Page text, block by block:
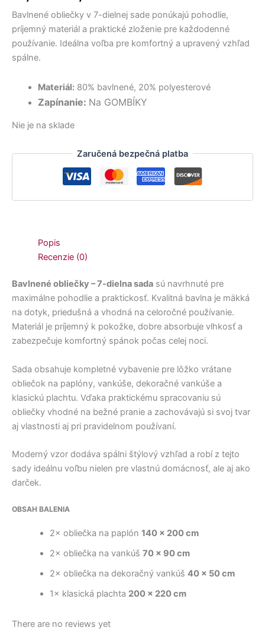
bola:
27,50 €.25,50 €.
Bavlnené obliečky v 7-dielnej sade ponúkajú pohodlie,
príjemný materiál a praktické zloženie pre každodenné
používanie. Ideálna voľba pre komfortný a upravený vzhľad
spálne.
Materiál:80% bavlnené, 20% polyesterové
Zapínanie: Na GOMBÍKY
Nie je na sklade
Zaručená bezpečná platba
Popis
Recenzie (0)
Bavlnené obliečky – 7-dielna sada sú navrhnuté pre
maximálne pohodlie a praktickosť. Kvalitná bavlna je mäkká
na dotyk, priedušná a vhodná na celoročné používanie.
Materiál je príjemný k pokožke, dobre absorbuje vlhkosť a
zabezpečuje komfortný spánok počas celej noci.
Sada obsahuje kompletné vybavenie pre lôžko vrátane
obliečok na paplóny, vankúše, dekoračné vankúše a
klasickú plachtu. Vďaka praktickému spracovaniu sú
obliečky vhodné na bežné pranie a zachovávajú si svoj tvar
aj vlastnosti aj pri pravidelnom používaní.
Moderný vzor dodáva spálni štýlový vzhľad a robí z tejto
sady ideálnu voľbu nielen pre vlastnú domácnosť, ale aj ako
darček.
OBSAH BALENIA
2× obliečka na paplón 140 × 200 cm
2× obliečka na vankúš 70 × 90 cm
2× obliečka na dekoračný vankúš 40 × 50 cm
1× klasická plachta 200 × 220 cm
There are no reviews yet